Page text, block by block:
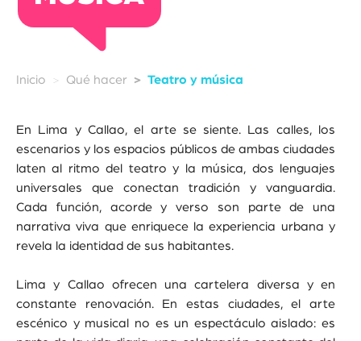
Inicio Qué hacer Teatro y música
En Lima y Callao, el arte se siente. Las calles, los
escenarios y los espacios públicos de ambas ciudades
laten al ritmo del teatro y la música, dos lenguajes
universales que conectan tradición y vanguardia.
Cada función, acorde y verso son parte de una
narrativa viva que enriquece la experiencia urbana y
revela la identidad de sus habitantes.
Lima y Callao ofrecen una cartelera diversa y en
constante renovación. En estas ciudades, el arte
escénico y musical no es un espectáculo aislado: es